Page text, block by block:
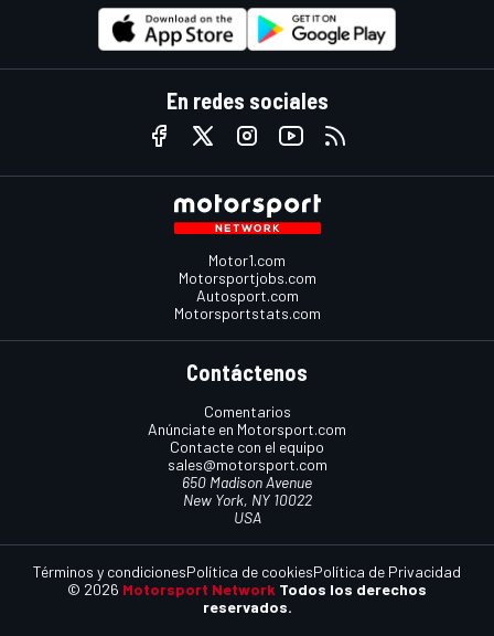
En redes sociales
Motor1.com
Motorsportjobs.com
Autosport.com
Motorsportstats.com
Contáctenos
Comentarios
Anúnciate en Motorsport.com
Contacte con el equipo
sales@motorsport.com
650 Madison Avenue
New York, NY 10022
USA
© 2026 Motorsport Network Todos los derechos
reservados.
Términos y condicionesPolítica de cookiesPolítica de Privacidad